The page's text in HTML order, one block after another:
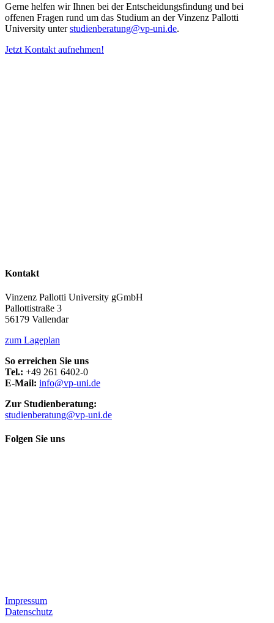
Gerne helfen wir Ihnen bei der Entscheidungsfindung und bei
offenen Fragen rund um das Studium an der Vinzenz Pallotti
University unterstudienberatung@vp-uni.de.
Jetzt Kontakt aufnehmen!
Kontakt
Vinzenz Pallotti University gGmbH
Pallottistraße 3
56179 Vallendar
zum Lageplan
So erreichen Sie uns
Tel.: +49 261 6402-0
E-Mail: info@vp-uni.de
Zur Studienberatung:
studienberatung@vp-uni.de
Folgen Sie uns
Impressum
Datenschutz